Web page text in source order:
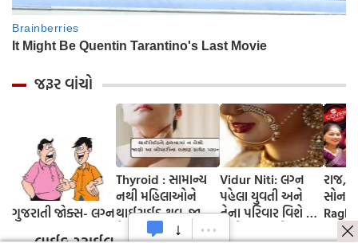
જરૂર વાંચો
ગુજરાતી જોક્સ- લગ્ન
Thyroid : સામાન્ય
નથી મહિલાઓને
થાઈરાઈડ થવુ, જાણો
તેના લક્ષણ અને
Vidur Niti: લગ્ન
પહેલા યુવતી અને
તેના પરિવાર વિશે કંઈ
રાજ,